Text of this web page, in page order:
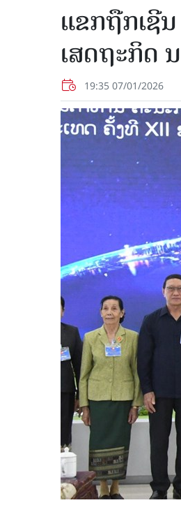
ແຂກ​ຖືກ​ເຊີ
ເສດຖະກິດ
19:35 07/01/2026